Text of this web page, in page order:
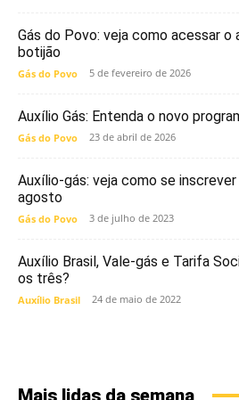
Gás do Povo: veja como acessar
botijão
Gás do Povo 5 de fevereiro de 2026
Auxílio Gás: Entenda o novo
Gás do Povo 23 de abril de 2026
Auxílio-gás: veja como se
agosto
Gás do Povo 3 de julho de 2023
Auxílio Brasil, Vale-gás e Tarifa
os três?
Auxílio Brasil 24 de maio de 2022
Mais lidas da semana